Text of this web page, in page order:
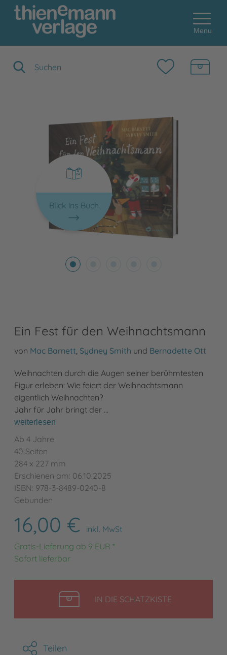
Menu
Blick ins Buch
Ein Fest für den Weihnachtsmann
von Mac Barnett Sydney Smith und Bernadette Ott
Weihnachten durch die Augen seiner berühmtesten
Figur erleben: Wie feiert der Weihnachtsmann
eigentlich Weihnachten?
Jahr für Jahr bringt der …
weiterlesen
Ab 4 Jahre
40 Seiten
284 x 227 mm
Erschienen am: 06.10.2025
ISBN: 978-3-8489-0240-8
Gebunden
16,00 €
inkl. MwSt
Gratis-Lieferung ab 9 EUR *
Sofort lieferbar
IN DIE SCHATZKISTELEGEN
Teilen